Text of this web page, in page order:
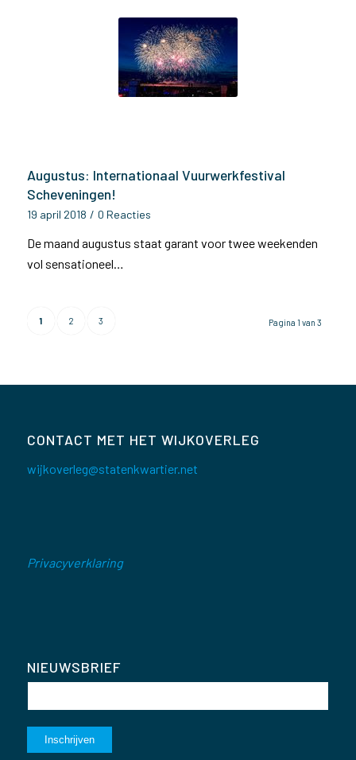
Augustus: Internationaal Vuurwerkfestival
Scheveningen!
19 april 2018 / 0 Reacties
De maand augustus staat garant voor twee weekenden
vol sensationeel…
Pagina 1 van 3
1 2 3
CONTACT MET HET WIJKOVERLEG
wijkoverleg@statenkwartier.net
Privacyverklaring
NIEUWSBRIEF